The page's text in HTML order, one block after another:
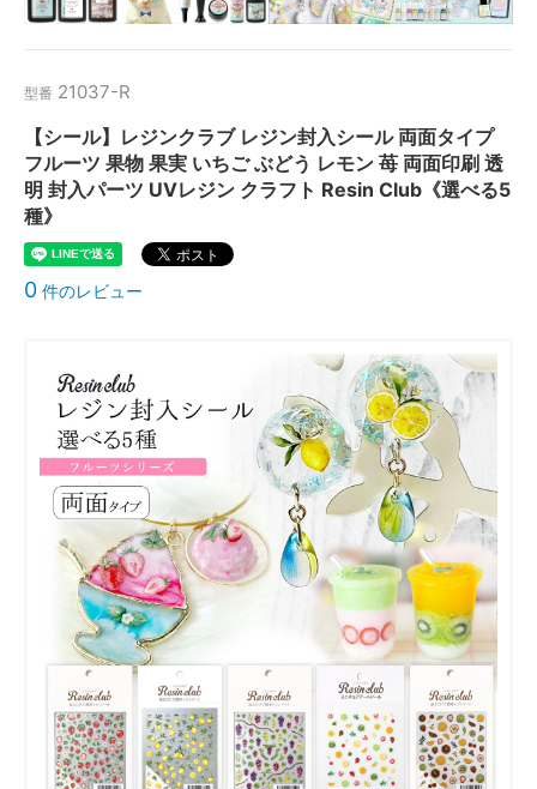
型番 21037-R
【シール】レジンクラブ レジン封入シール 両面タイプ
フルーツ 果物 果実 いちご ぶどう レモン 苺 両面印刷 透
明 封入パーツ UVレジン クラフト Resin Club《選べる5
種》
0 件のレビュー